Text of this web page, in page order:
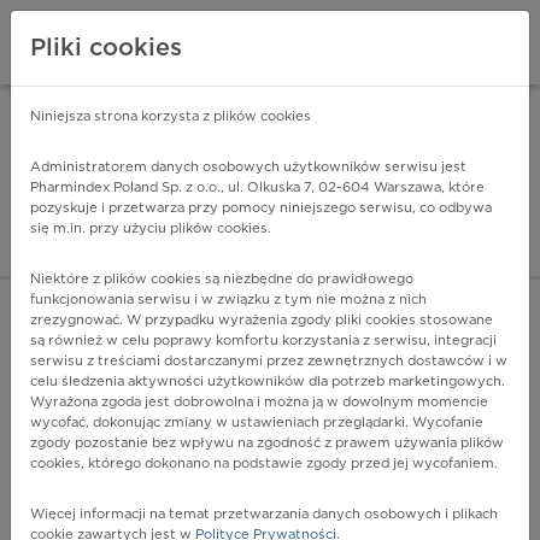
Pharmindex - lider
ZALOGUJ SIĘ
B66.1 - Klonorchoza
Więcej na lekiicd10.pl
Pliki cookies
Niniejsza strona korzysta z plików cookies
Administratorem danych osobowych użytkowników serwisu jest
Pharmindex Poland Sp. z o.o., ul. Olkuska 7, 02-604 Warszawa, które
pozyskuje i przetwarza przy pomocy niniejszego serwisu, co odbywa
się m.in. przy użyciu plików cookies.
Niektóre z plików cookies są niezbędne do prawidłowego
funkcjonowania serwisu i w związku z tym nie można z nich
zrezygnować. W przypadku wyrażenia zgody pliki cookies stosowane
są również w celu poprawy komfortu korzystania z serwisu, integracji
serwisu z treściami dostarczanymi przez zewnętrznych dostawców i w
celu śledzenia aktywności użytkowników dla potrzeb marketingowych.
Wyrażona zgoda jest dobrowolna i można ją w dowolnym momencie
wycofać, dokonując zmiany w ustawieniach przeglądarki. Wycofanie
zgody pozostanie bez wpływu na zgodność z prawem używania plików
cookies, którego dokonano na podstawie zgody przed jej wycofaniem.
Więcej informacji na temat przetwarzania danych osobowych i plikach
cookie zawartych jest w Polityce Prywatności.
ZA DARMO - w Google Play INSTALUJ